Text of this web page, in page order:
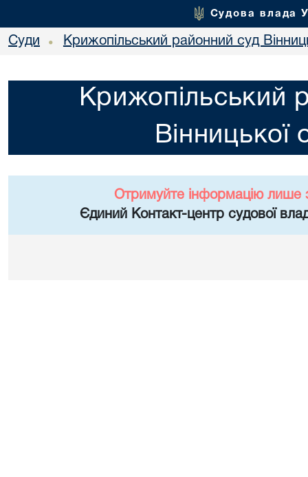
Судова влада
Суди • Крижопільський районний суд
Крижопільський
Вінницької
Отримуйте інформацію лише
Єдиний Контакт-центр судової